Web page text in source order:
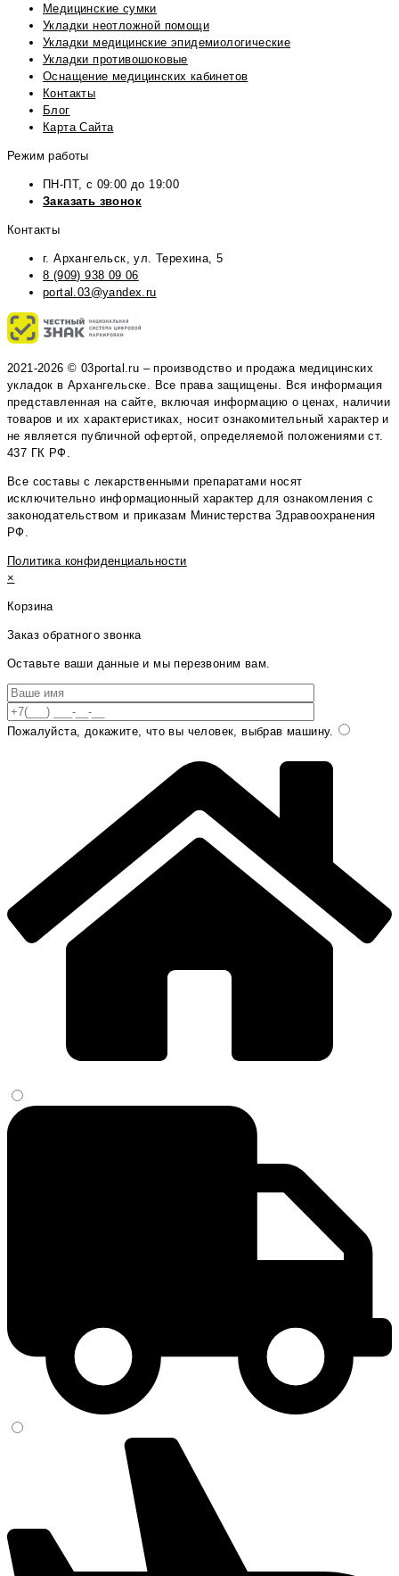
Медицинские сумки
Укладки неотложной помощи
Укладки медицинские эпидемиологические
Укладки противошоковые
Оснащение медицинских кабинетов
Контакты
Блог
Карта Сайта
Режим работы
ПН-ПТ, с 09:00 до 19:00
Заказать звонок
Контакты
г. Архангельск, ул. Терехина, 5
8 (909) 938 09 06
portal.03@yandex.ru
2021-2026 © 03portal.ru – производство и продажа медицинских
укладок в Архангельске. Все права защищены. Вся информация
представленная на сайте, включая информацию о ценах, наличии
товаров и их характеристиках, носит ознакомительный характер и
не является публичной офертой, определяемой положениями ст.
437 ГК РФ.
Все составы с лекарственными препаратами носят
исключительно информационный характер для ознакомления с
законодательством и приказам Министерства Здравоохранения
РФ.
Политика конфиденциальности
×
Корзина
Заказ обратного звонка
Оставьте ваши данные и мы перезвоним вам.
Пожалуйста, докажите, что вы человек, выбрав машину.